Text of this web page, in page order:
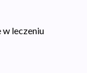
leczeniu